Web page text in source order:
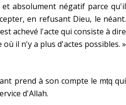
absolument négatif parce qu'il
en refusant Dieu, le néant.
achevé l'acte qui consiste à dire
il n'y a plus d'actes possibles. »
prend à son compte le mṭq qui
d'Allah.